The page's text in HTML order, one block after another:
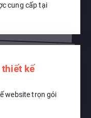
cung cấp tại
kế
website trọn gói